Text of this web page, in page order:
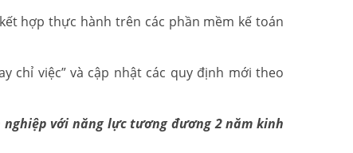
hợp thực hành trên các phần mềm kế toán
chỉ việc” và cập nhật các quy định mới theo
với năng lực tương đương 2 năm kinh